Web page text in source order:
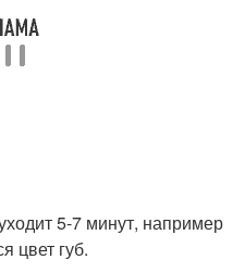
5-7 минут, например
цвет губ.